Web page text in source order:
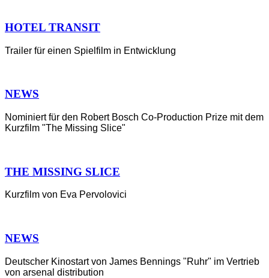
HOTEL TRANSIT
Trailer für einen Spielfilm in Entwicklung
NEWS
Nominiert für den Robert Bosch Co-Production Prize mit dem
Kurzfilm "The Missing Slice"
THE MISSING SLICE
Kurzfilm von Eva Pervolovici
NEWS
Deutscher Kinostart von James Bennings "Ruhr" im Vertrieb
von arsenal distribution